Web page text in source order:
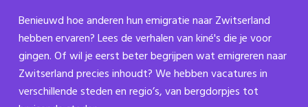
Benieuwd hoe anderen hun emigratie naar Zwitserland
hebben ervaren? Lees de verhalen van kiné's die je voor
gingen. Of wil je eerst beter begrijpen wat emigreren naar
Zwitserland precies inhoudt? We hebben vacatures in
verschillende steden en regio’s, van bergdorpjes tot